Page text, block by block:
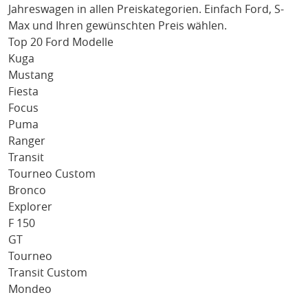
Jahreswagen in allen Preiskategorien. Einfach Ford, S-
Max und Ihren gewünschten Preis wählen.
Top 20 Ford Modelle
Kuga
Mustang
Fiesta
Focus
Puma
Ranger
Transit
Tourneo Custom
Bronco
Explorer
F 150
GT
Tourneo
Transit Custom
Mondeo